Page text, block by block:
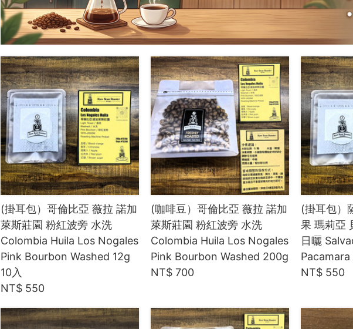
(掛耳包）哥倫比亞 薇拉 諾加
萊斯莊園 粉紅波旁 水洗
Colombia Huila Los Nogales
Pink Bourbon Washed 12g
10入
NT$ 550
(咖啡豆）哥倫比亞 薇拉 諾加
萊斯莊園 粉紅波旁 水洗
Colombia Huila Los Nogales
Pink Bourbon Washed 200g
NT$ 700
(掛耳包）
果 瑪莉亞
日曬
Pacamara
NT$ 550